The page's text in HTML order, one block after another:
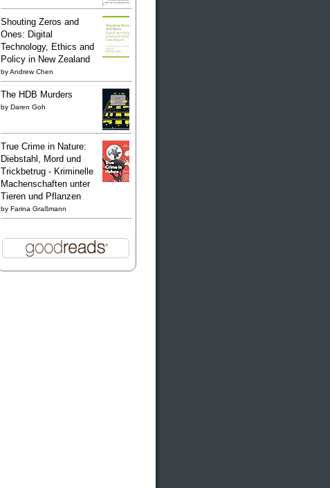
Shouting Zeros and
Ones: Digital
Technology, Ethics and
Policy in New Zealand
byAndrew Chen
The HDB Murders
by Daren Goh
True Crime in Nature:
Diebstahl, Mord und
Trickbetrug - Kriminelle
Machenschaften unter
Tieren und Pflanzen
by Farina Graßmann